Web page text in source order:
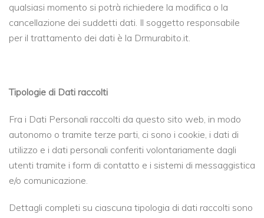
qualsiasi momento si potrà richiedere la modifica o la
cancellazione dei suddetti dati. Il soggetto responsabile
per il trattamento dei dati è la Drmurabito.it.
Tipologie di Dati raccolti
Fra i Dati Personali raccolti da questo sito web, in modo
autonomo o tramite terze parti, ci sono i cookie, i dati di
utilizzo e i dati personali conferiti volontariamente dagli
utenti tramite i form di contatto e i sistemi di messaggistica
e/o comunicazione.
Dettagli completi su ciascuna tipologia di dati raccolti sono